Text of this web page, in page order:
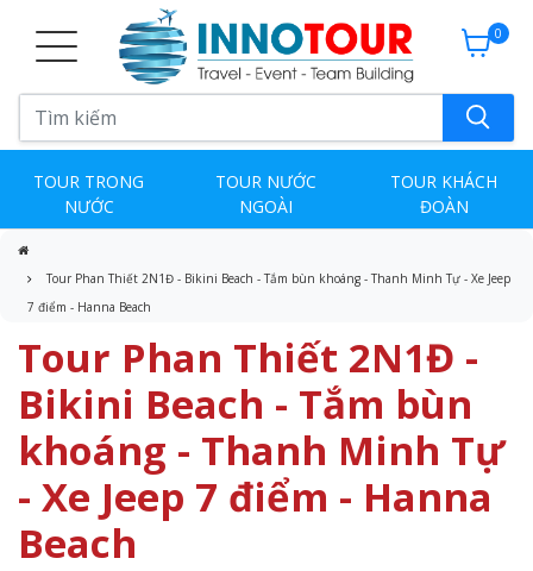
0
TOUR TRONG
NƯỚC
TOUR NƯỚC
NGOÀI
TOUR KHÁCH
ĐOÀN
Tour Phan Thiết 2N1Đ - Bikini Beach - Tắm bùn khoáng - Thanh Minh Tự - Xe Jeep
7 điểm - Hanna Beach
Tour Phan Thiết 2N1Đ -
Bikini Beach - Tắm bùn
khoáng - Thanh Minh Tự
- Xe Jeep 7 điểm - Hanna
Beach